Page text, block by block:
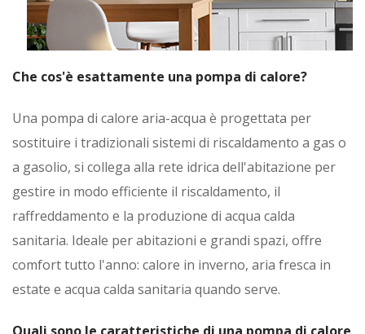
Che cos'è esattamente una pompa di calore?
Una pompa di calore aria-acqua è progettata per
sostituire i tradizionali sistemi di riscaldamento a gas o
a gasolio, si collega alla rete idrica dell'abitazione per
gestire in modo efficiente il riscaldamento, il
raffreddamento e la produzione di acqua calda
sanitaria. Ideale per abitazioni e grandi spazi, offre
comfort tutto l'anno: calore in inverno, aria fresca in
estate e acqua calda sanitaria quando serve.